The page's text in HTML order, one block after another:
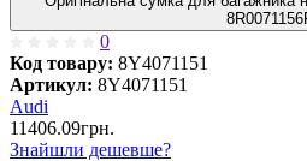
0
Код товару: 8Y4071151
Артикул: 8Y4071151
Audi
11406.09грн.
Знайшли дешевше?